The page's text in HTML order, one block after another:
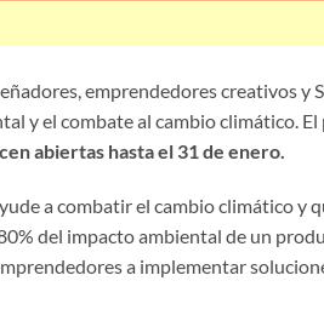
emprendedores creativos y
y el combate al cambio climático.
abiertas hasta el 31 de enero.
a combatir el cambio climático y
del impacto ambiental de un
a implementar